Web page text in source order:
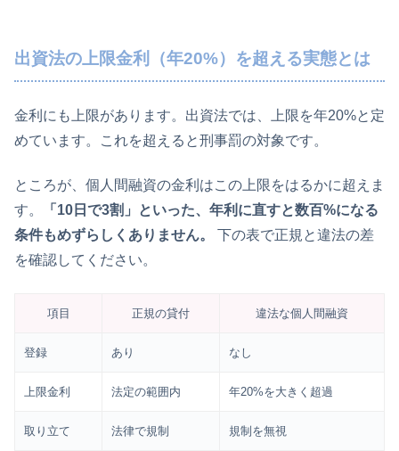
出資法の上限金利（年20%）を超える実態とは
金利にも上限があります。出資法では、上限を年20%と定
めています。これを超えると刑事罰の対象です。
ところが、個人間融資の金利はこの上限をはるかに超えま
す。
「10日で3割」といった、年利に直すと数百%になる
条件もめずらしくありません。
下の表で正規と違法の差
を確認してください。
項目 正規の貸付 違法な個人間融資
登録 あり なし
上限金利 法定の範囲内 年20%を大きく超過
取り立て 法律で規制 規制を無視